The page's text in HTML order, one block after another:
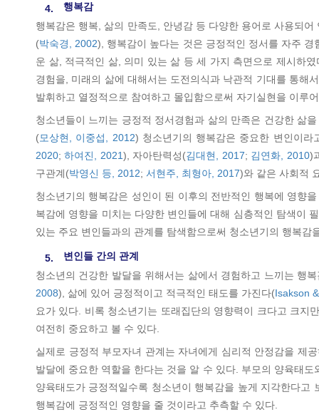
4.
행복감
행복감은 행복, 삶의 만족도, 안녕감 등 다양한 용어로 사용되
(박숙경, 2002), 행복감이 높다는 것은 긍정적인 정서를 자주
운 삶, 적극적인 삶, 의미 있는 삶 등 세 가지 측면으로 제시하
경험을, 미래의 삶에 대해서는 도전의식과 낙관적 기대를 통해
발휘하고 열정적으로 참여하고 몰입함으로써 자기실현을 이루
청소년들이 느끼는 긍정적 정서경험과 삶의 만족은 건강한 삶
(모상현, 이중섭, 2012) 청소년기의 행복감은 중요한 변인이
2020;하여진, 2021), 자아탄력성(김대현, 2017; 김연화, 2010)
구관계(박영신 등, 2012; 서현주, 최형아, 2017)와 같은 사회적
청소년기의 행복감은 성인이 된 이후의 전반적인 행복에 영향
복감에 영향을 미치는 다양한 변인들에 대해 심층적인 탐색이
있는 주요 변인들과의 관계를 탐색함으로써 청소년기의 행복
5.
변인들 간의 관계
청소년의 건강한 발달을 위해서는 삶에서 경험하고 느끼는 행
2008), 삶에 있어 긍정적이고 적극적인 태도를 가진다(Isakson
요가 있다. 비록 청소년기는 또래집단의 영향력이 크다고 크
여전히 중요하고 볼 수 있다.
실제로 긍정적 부모자녀 관계는 자녀에게 심리적 안정감을 제
발달에 중요한 역할을 한다는 것을 알 수 있다. 부모의 양육태
양육태도가 긍정적일수록 청소년이 행복감을 높게 지각한다고
행복감에 긍정적인 영향을 줄 것이라고 추측할 수 있다.